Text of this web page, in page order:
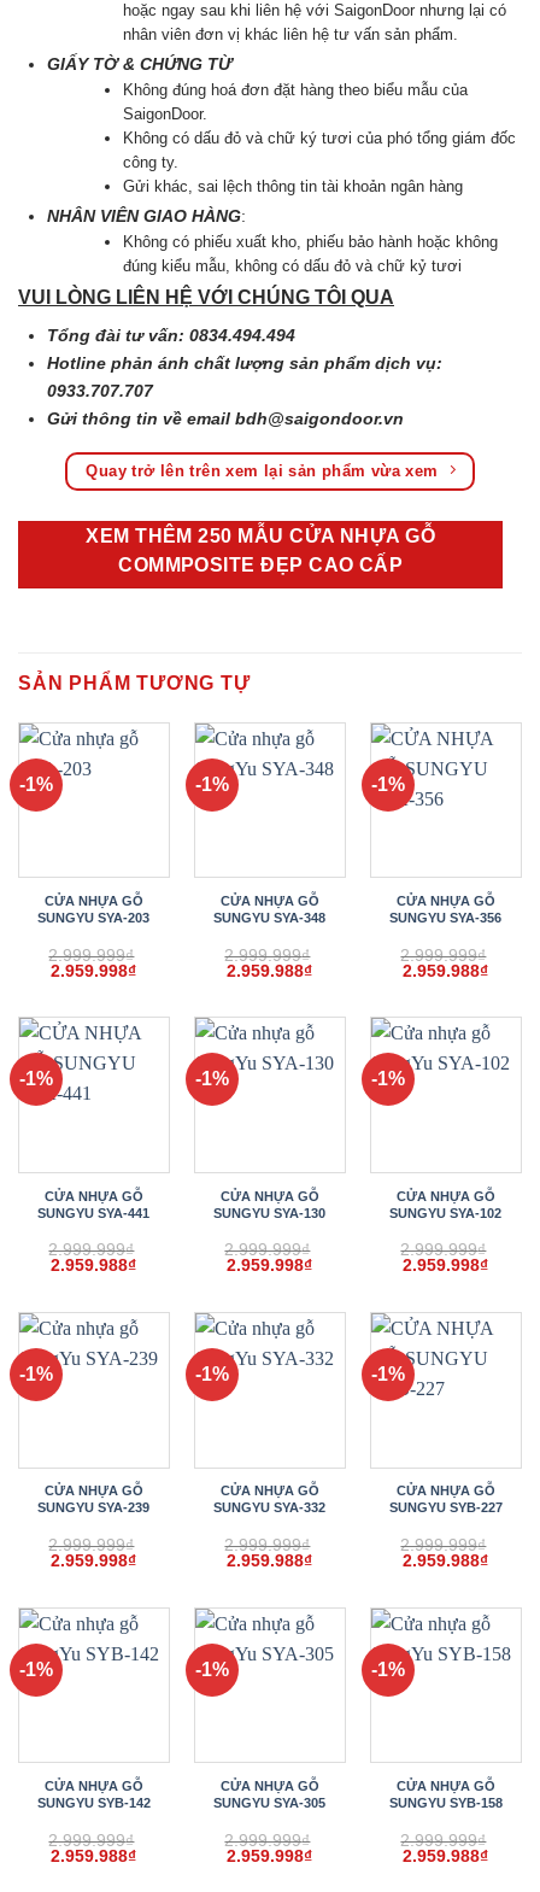
hoặc ngay sau khi liên hệ với SaigonDoor nhưng lại có
nhân viên đơn vị khác liên hệ tư vấn sản phẩm.
GIẤY TỜ & CHỨNG TỪ
Không đúng hoá đơn đặt hàng theo biểu mẫu của
SaigonDoor.
Không có dấu đỏ và chữ ký tươi của phó tổng giám đốc
công ty.
Gửi khác, sai lệch thông tin tài khoản ngân hàng
NHÂN VIÊN GIAO HÀNG:
Không có phiếu xuất kho, phiếu bảo hành hoặc không
đúng kiểu mẫu, không có dấu đỏ và chữ kỷ tươi
VUI LÒNG LIÊN HỆ VỚI CHÚNG TÔI QUA
Tổng đài tư vấn: 0834.494.494
Hotline phản ánh chất lượng sản phẩm dịch vụ:
0933.707.707
Gửi thông tin về emailbdh@saigondoor.vn
Quay trở lên trên xem lại sản phẩm vừa xem
XEM THÊM 250 MẪU CỬA NHỰA GỖ
COMMPOSITE ĐẸP CAO CẤP
SẢN PHẨM TƯƠNG TỰ
-1%
CỬA NHỰA GỖ
SUNGYU SYA-203
2.999.999₫
Giá
2.999.999₫.
2.959.998₫Giá
là:
2.959.998₫.
-1%
CỬA NHỰA GỖ
SUNGYU SYA-348
2.999.999₫
Giá
2.999.999₫.
2.959.988₫Giá
là:
2.959.988₫.
-1%
CỬA NHỰA GỖ
SUNGYU SYA-356
2.999.999₫
Giá
2.999.999₫.
2.959.988₫Giá
là:
-1%
CỬA NHỰA GỖ
SUNGYU SYA-441
2.999.999₫
Giá
2.999.999₫.
2.959.988₫Giá
là:
2.959.988₫.
-1%
CỬA NHỰA GỖ
SUNGYU SYA-130
2.999.999₫
Giá
2.999.999₫.
2.959.998₫Giá
là:
2.959.998₫.
-1%
CỬA NHỰA GỖ
SUNGYU SYA-102
2.999.999₫
Giá
2.999.999₫.
2.959.998₫Giá
là:
-1%
CỬA NHỰA GỖ
SUNGYU SYA-239
2.999.999₫
Giá
2.999.999₫.
2.959.998₫Giá
là:
2.959.998₫.
-1%
CỬA NHỰA GỖ
SUNGYU SYA-332
2.999.999₫
Giá
2.999.999₫.
2.959.988₫Giá
là:
2.959.988₫.
-1%
CỬA NHỰA GỖ
SUNGYU SYB-227
2.999.999₫
Giá
2.999.999₫.
2.959.988₫Giá
là:
-1%
CỬA NHỰA GỖ
SUNGYU SYB-142
2.999.999₫
Giá
2.959.988₫Giá
-1%
CỬA NHỰA GỖ
SUNGYU SYA-305
2.999.999₫
Giá
2.959.998₫Giá
-1%
CỬA NHỰA GỖ
SUNGYU SYB-158
2.999.999₫
Giá
2.959.988₫Giá